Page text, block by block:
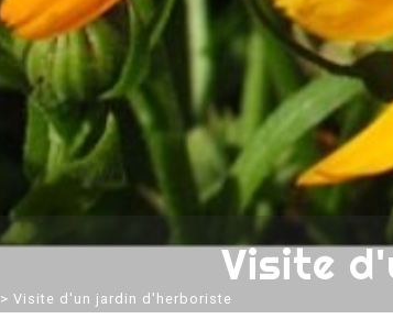
Visite
> Visite d'un jardin d'herboriste